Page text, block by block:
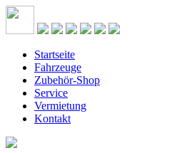
Startseite
Fahrzeuge
Zubehör-Shop
Service
Vermietung
Kontakt